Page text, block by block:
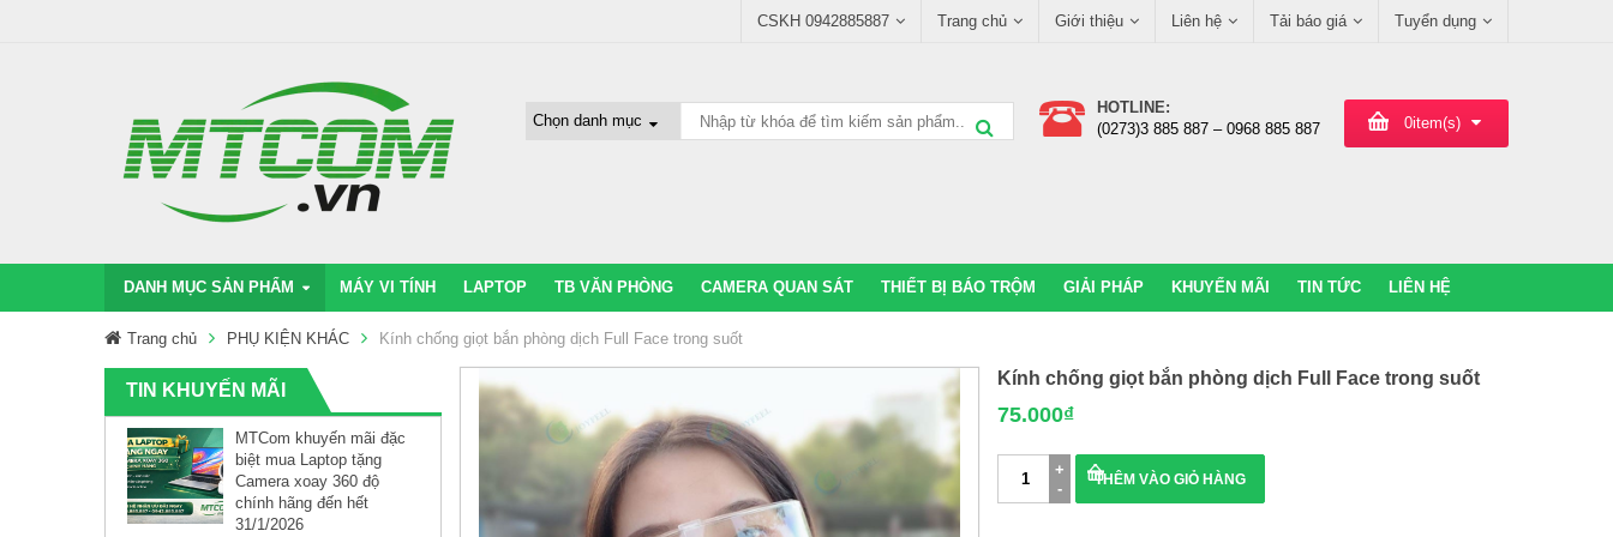
CSKH 0942885887 Trang chủ Giới thiệu Liên hệ Tải báo giá Tuyển dụng
0item(s)
HOTLINE:
(0273)3 885 887 – 0968 885 887
DANH MỤC SẢN PHẨM MÁY VI TÍNH LAPTOP TB VĂN PHÒNG CAMERA QUAN SÁT THIẾT BỊ BÁO TRỘM GIẢI PHÁP KHUYẾN MÃI TIN TỨC LIÊN HỆ
Trang chủ PHỤ KIỆN KHÁC Kính chống giọt bắn phòng dịch Full Face trong suốt
TIN KHUYẾN MÃI
MTCom khuyến mãi đặc
biệt mua Laptop tặng
Camera xoay 360 độ
chính hãng đến hết
31/1/2026
Kính chống giọt bắn phòng dịch Full Face trong suốt
75.000₫
chống
giọt
THÊM VÀO GIỎ HÀNG